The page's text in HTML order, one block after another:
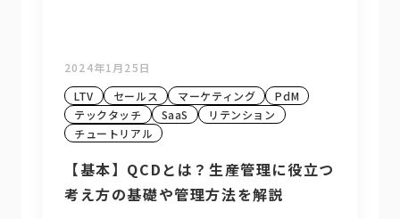
2024年1月25日
LTV
セールス マーケティング
PdM
テックタッチ
SaaS
リテンション
チュートリアル
【基本】QCDとは？生産管理に役立つ
考え方の基礎や管理方法を解説